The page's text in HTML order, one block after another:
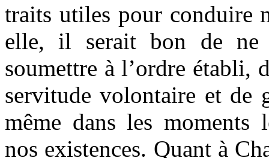
traits utiles pour conduire
elle, il serait bon de ne
soumettre à l’ordre établi,
servitude volontaire et de
même dans les moments
nos existences. Quant à